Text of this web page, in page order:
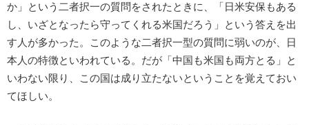
か」という二者択一の質問をされたときに、「日米安保もある
し、いざとなったら守ってくれる米国だろう」という答えを出
す人が多かった。このような二者択一型の質問に弱いのが、日
本人の特徴といわれている。だが「中国も米国も両方とる」と
いわない限り、この国は成り立たないということを覚えておい
てほしい。